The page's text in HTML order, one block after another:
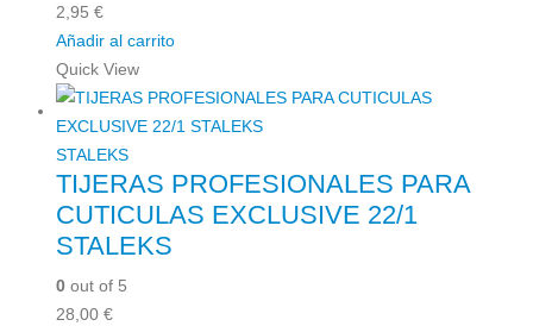
2,95 €
Añadir al carrito
Quick View
STALEKS
TIJERAS PROFESIONALES PARA
CUTICULAS EXCLUSIVE 22/1
STALEKS
0 out of 5
28,00 €